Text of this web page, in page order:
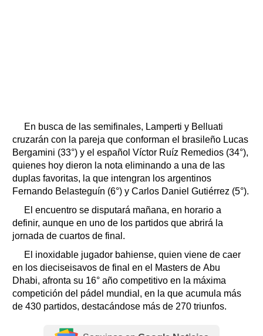
En busca de las semifinales, Lamperti y Belluati
cruzarán con la pareja que conforman el brasileño Lucas
Bergamini (33°) y el español Víctor Ruíz Remedios (34°),
quienes hoy dieron la nota eliminando a una de las
duplas favoritas, la que intengran los argentinos
Fernando Belasteguín (6°) y Carlos Daniel Gutiérrez (5°).
El encuentro se disputará mañana, en horario a
definir, aunque en uno de los partidos que abrirá la
jornada de cuartos de final.
El inoxidable jugador bahiense, quien viene de caer
en los dieciseisavos de final en el Masters de Abu
Dhabi, afronta su 16° año competitivo en la máxima
competición del pádel mundial, en la que acumula más
de 430 partidos, destacándose más de 270 triunfos.